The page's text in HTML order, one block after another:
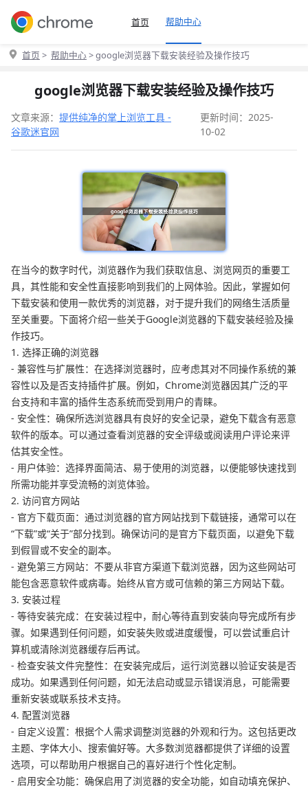
首页 帮助中心
首页 > 帮助中心> google浏览器下载安装经验及操作技巧
google浏览器下载安装经验及操作技巧
文章来源： 提供纯净的掌上浏览工具 -
谷歌迷官网
更新时间：2025-
10-02
在当今的数字时代，浏览器作为我们获取信息、浏览网页的重要工
具，其性能和安全性直接影响到我们的上网体验。因此，掌握如何
下载安装和使用一款优秀的浏览器，对于提升我们的网络生活质量
至关重要。下面将介绍一些关于Google浏览器的下载安装经验及操
作技巧。
1. 选择正确的浏览器
- 兼容性与扩展性：在选择浏览器时，应考虑其对不同操作系统的兼
容性以及是否支持插件扩展。例如，Chrome浏览器因其广泛的平
台支持和丰富的插件生态系统而受到用户的青睐。
- 安全性：确保所选浏览器具有良好的安全记录，避免下载含有恶意
软件的版本。可以通过查看浏览器的安全评级或阅读用户评论来评
估其安全性。
- 用户体验：选择界面简洁、易于使用的浏览器，以便能够快速找到
所需功能并享受流畅的浏览体验。
2. 访问官方网站
- 官方下载页面：通过浏览器的官方网站找到下载链接，通常可以在
“下载”或“关于”部分找到。确保访问的是官方下载页面，以避免下载
到假冒或不安全的副本。
- 避免第三方网站：不要从非官方渠道下载浏览器，因为这些网站可
能包含恶意软件或病毒。始终从官方或可信赖的第三方网站下载。
3. 安装过程
- 等待安装完成：在安装过程中，耐心等待直到安装向导完成所有步
骤。如果遇到任何问题，如安装失败或进度缓慢，可以尝试重启计
算机或清除浏览器缓存后再试。
- 检查安装文件完整性：在安装完成后，运行浏览器以验证安装是否
成功。如果遇到任何问题，如无法启动或显示错误消息，可能需要
重新安装或联系技术支持。
4. 配置浏览器
- 自定义设置：根据个人需求调整浏览器的外观和行为。这包括更改
主题、字体大小、搜索偏好等。大多数浏览器都提供了详细的设置
选项，可以帮助用户根据自己的喜好进行个性化定制。
- 启用安全功能：确保启用了浏览器的安全功能，如自动填充保护、